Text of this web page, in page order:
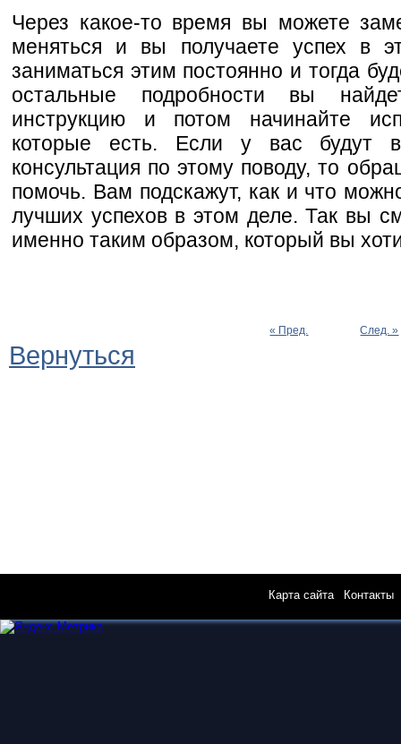
Через какое-то время вы можете
меняться и вы получаете успех в
заниматься этим постоянно и тогда
остальные подробности вы
инструкцию и потом начинайте
которые есть. Если у вас будут
консультация по этому поводу, то
помочь. Вам подскажут, как и что
лучших успехов в этом деле. Так вы
именно таким образом, который вы
« Пред. След. »
Вернуться
Карта сайта| Контакты